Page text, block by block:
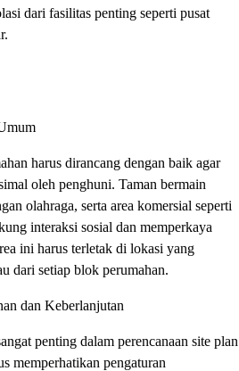
dari fasilitas penting seperti pusat
harus dirancang dengan baik agar
oleh penghuni. Taman bermain
olahraga, serta area komersial seperti
interaksi sosial dan memperkaya
ini harus terletak di lokasi yang
dari setiap blok perumahan.
dan Keberlanjutan
penting dalam perencanaan site plan
memperhatikan pengaturan